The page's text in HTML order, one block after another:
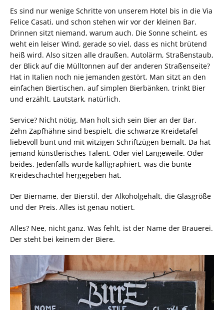
Es sind nur wenige Schritte von unserem Hotel bis in die Via
Felice Casati, und schon stehen wir vor der kleinen Bar.
Drinnen sitzt niemand, warum auch. Die Sonne scheint, es
weht ein leiser Wind, gerade so viel, dass es nicht brütend
heiß wird. Also sitzen alle draußen. Autolärm, Straßenstaub,
der Blick auf die Mülltonnen auf der anderen Straßenseite?
Hat in Italien noch nie jemanden gestört. Man sitzt an den
einfachen Biertischen, auf simplen Bierbänken, trinkt Bier
und erzählt. Lautstark, natürlich.
Service? Nicht nötig. Man holt sich sein Bier an der Bar.
Zehn Zapfhähne sind bespielt, die schwarze Kreidetafel
liebevoll bunt und mit witzigen Schriftzügen bemalt. Da hat
jemand künstlerisches Talent. Oder viel Langeweile. Oder
beides. Jedenfalls wurde kalligraphiert, was die bunte
Kreideschachtel hergegeben hat.
Der Biername, der Bierstil, der Alkoholgehalt, die Glasgröße
und der Preis. Alles ist genau notiert.
Alles? Nee, nicht ganz. Was fehlt, ist der Name der Brauerei.
Der steht bei keinem der Biere.